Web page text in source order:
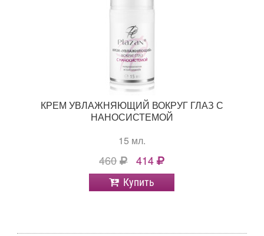
КРЕМ УВЛАЖНЯЮЩИЙ ВОКРУГ ГЛАЗ С
НАНОСИСТЕМОЙ
15 мл.
460 414
Купить